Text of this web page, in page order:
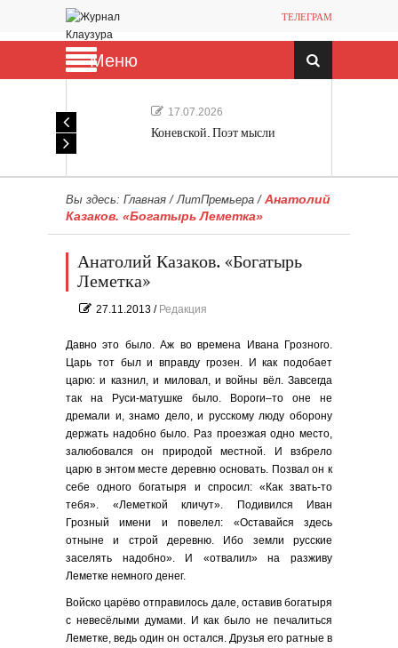
ТЕЛЕГРАМ
Меню
17.07.2026
Коневской. Поэт мысли
Вы здесь: Главная /ЛитПремьера / Анатолий
Казаков. «Богатырь Леметка»
Анатолий Казаков. «Богатырь
Леметка»
27.11.2013 / Редакция
Давно это было. Аж во времена Ивана Грозного.
Царь тот был и вправду грозен. И как подобает
царю: и казнил, и миловал, и войны вёл. Завсегда
так на Руси-матушке было. Вороги–то оне не
дремали и, знамо дело, и русскому люду оборону
держать надобно было. Раз проезжая одно место,
залюбовался он природой местной. И взбрело
царю в энтом месте деревню основать. Позвал он к
себе одного богатыря и спросил: «Как звать-то
тебя». «Леметкой кличут». Подивился Иван
Грозный имени и повелел: «Оставайся здесь
отныне и строй деревню. Ибо земли русские
заселять надобно». И «отвалил» на разживу
Леметке немного денег.
Войско царёво отправилось дале, оставив богатыря
с невесёлыми думами. И как было не печалиться
Леметке, ведь один он остался. Друзья его ратные в